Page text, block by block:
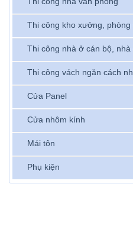
Thi công kho xưởng, phòng
Thi công nhà ở cán bộ,
Thi công vách ngăn cách
Cửa Panel
Cửa nhôm kính
Mái tôn
Phụ kiện